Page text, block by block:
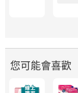
您可能會喜歡